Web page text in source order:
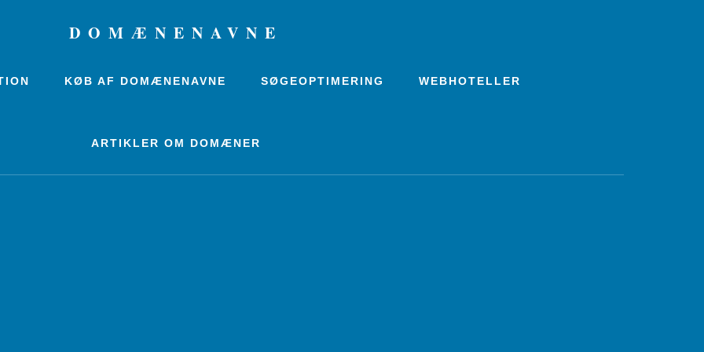
DOMÆNENAVNE
KØB AF DOMÆNENAVNE SØGEOPTIMERING WEBHOTELLER
ARTIKLER OM DOMÆNER